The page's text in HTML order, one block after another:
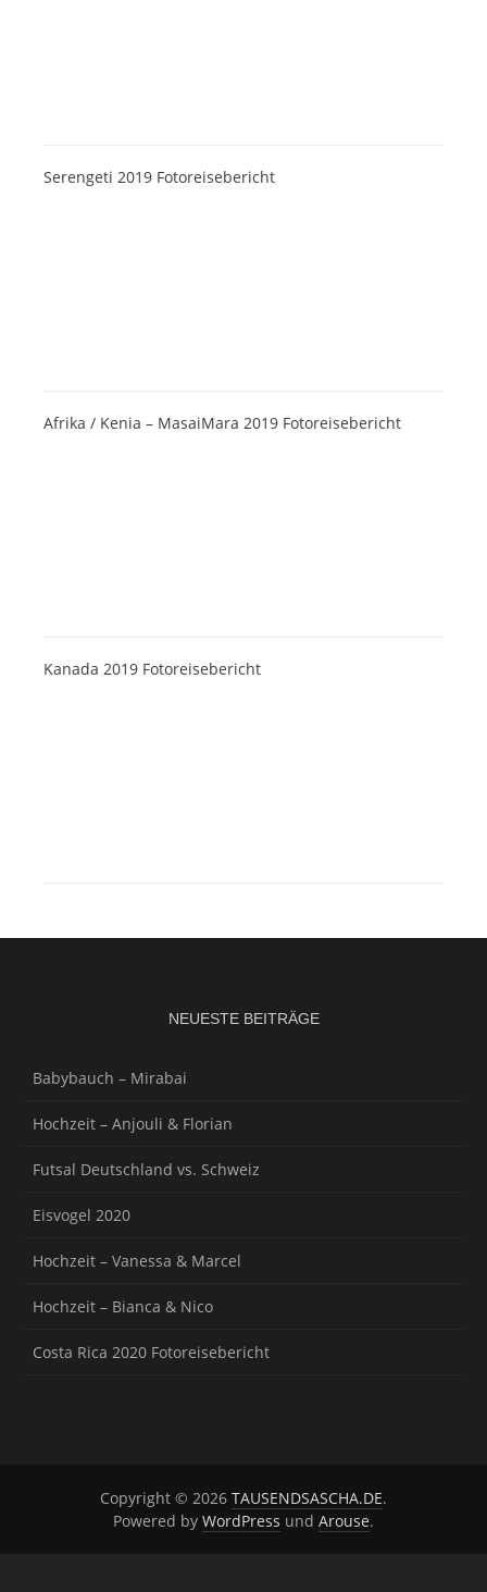
Serengeti 2019 Fotoreisebericht
Afrika / Kenia – MasaiMara 2019 Fotoreisebericht
Kanada 2019 Fotoreisebericht
NEUESTE BEITRÄGE
Babybauch – Mirabai
Hochzeit – Anjouli & Florian
Futsal Deutschland vs. Schweiz
Eisvogel 2020
Hochzeit – Vanessa & Marcel
Hochzeit – Bianca & Nico
Costa Rica 2020 Fotoreisebericht
Copyright © 2026 TAUSENDSASCHA.DE.
Powered by WordPress und Arouse.